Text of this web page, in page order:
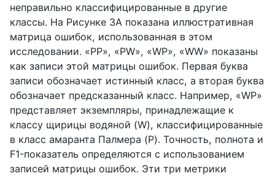
неправильно классифицированные в другие
классы. На Рисунке 3A показана иллюстративная
матрица ошибок, использованная в этом
исследовании. «PP», «PW», «WP», «WW» показаны
как записи этой матрицы ошибок. Первая буква
записи обозначает истинный класс, а вторая буква
обозначает предсказанный класс. Например, «WP»
представляет экземпляры, принадлежащие к
классу щирицы водяной (W), классифицированные
в класс амаранта Палмера (P). Точность, полнота и
F1-показатель определяются с использованием
записей матрицы ошибок. Эти три метрики